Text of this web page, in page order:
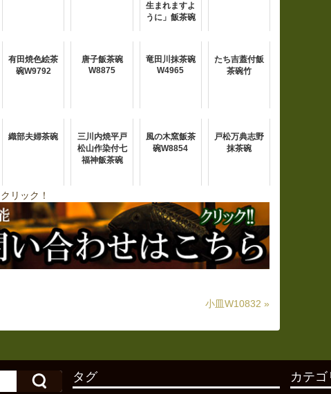
生まれますよ
うに」飯茶碗
有田焼色絵茶
碗W9792
唐子飯茶碗
W8875
竜田川抹茶碗
W4965
たち吉蓋付飯
茶碗竹
織部夫婦茶碗
三川内焼平戸
松山作染付七
福神飯茶碗
風の木窯飯茶
碗W8854
戸松万典志野
抹茶碗
クリック！
小皿W10832 »
タグ カテゴ